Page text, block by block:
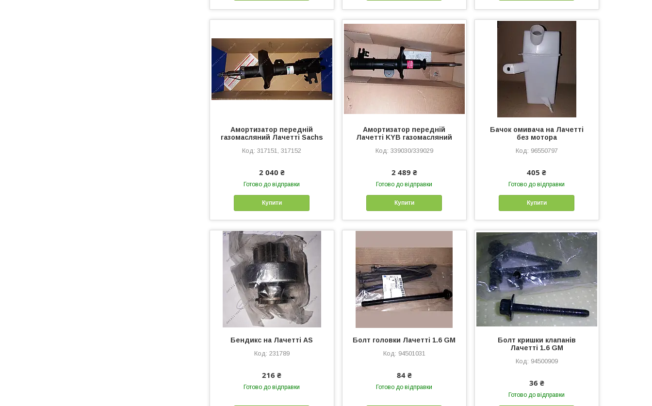
Амортизатор передній
газомасляний Лачетті Sachs
317151, 317152
2 040 ₴
Готово до відправки
Купити
Амортизатор передній
Лачетті KYB газомасляний
339030/339029
2 489 ₴
Готово до відправки
Купити
Бачок омивача на Лачетті
без мотора
96550797
405 ₴
Готово до відправки
Купити
Бендикс на Лачетті AS
231789
216 ₴
Готово до відправки
Болт головки Лачетті 1.6 GM
94501031
84 ₴
Готово до відправки
Болт кришки клапанів
Лачетті 1.6 GM
94500909
36 ₴
Готово до відправки